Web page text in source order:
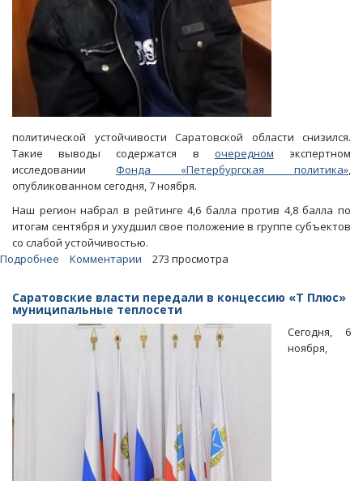
политической устойчивости Саратовской области снизился.
Такие выводы содержатся в очередном экспертном
исследовании Фонда «Петербургская политика»,
опубликованном сегодня, 7 ноября.
Наш регион набрал в рейтинге 4,6 балла против 4,8 балла по
итогам сентября и ухудшил свое положение в группе субъектов
со слабой устойчивостью.
Подробнее
линчевания
Михаила
Туватина
подорвала
устойчивость
области
Комментарии 273 просмотра
Саратовские власти передали в концессию «Т Плюс»
муниципальные теплосети
Сегодня, 6
ноября,